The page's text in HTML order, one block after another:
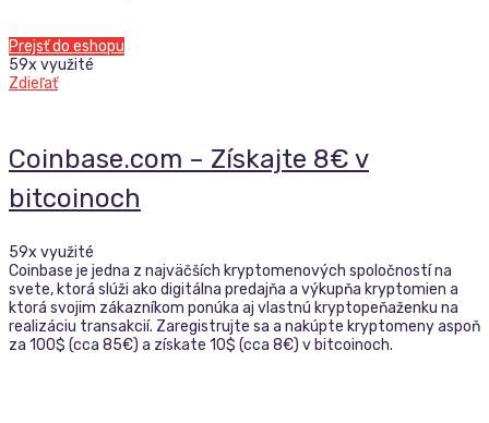
Prejsť do eshopu
59x využité
Zdieľať
Coinbase.com – Získajte 8€ v
bitcoinoch
59x využité
Coinbase je jedna z najväčších kryptomenových spoločností na
svete, ktorá slúži ako digitálna predajňa a výkupňa kryptomien a
ktorá svojim zákazníkom ponúka aj vlastnú kryptopeňaženku na
realizáciu transakcií. Zaregistrujte sa a nakúpte kryptomeny aspoň
za 100$ (cca 85€) a získate 10$ (cca 8€) v bitcoinoch.